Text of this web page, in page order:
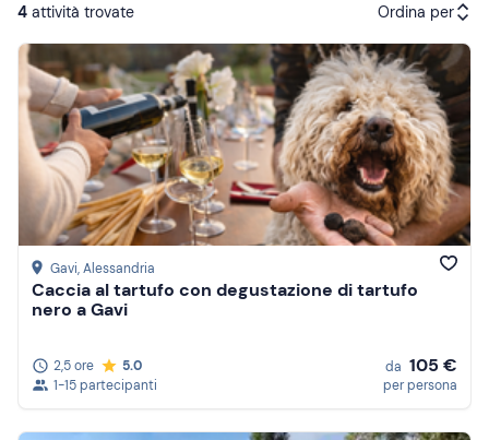
4 attività trovate Ordina per
Attività consigliate
Prezzo (crescente)
Prezzo (decrescente)
Recensioni
Gavi, Alessandria
Caccia al tartufo con degustazione di tartufo
nero a Gavi
2,5 ore
5.0
1-15 partecipanti
da 105 €
per persona